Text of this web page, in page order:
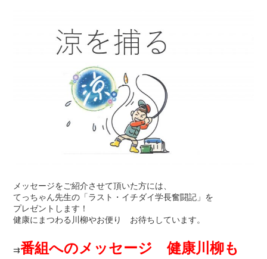
メッセージをご紹介させて頂いた方には、
てっちゃん先生の「ラスト・イチダイ学長奮闘記」を
プレゼントします！
健康にまつわる川柳やお便り お待ちしています。
⇉番組へのメッセージ 健康川柳も